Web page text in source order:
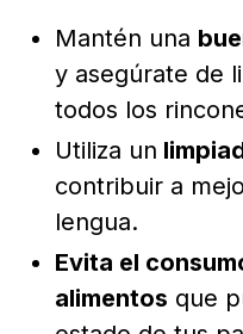
Mantén una
y asegúrate de
todos los
Utiliza un
contribuir a
lengua.
Evita el
alimentos que